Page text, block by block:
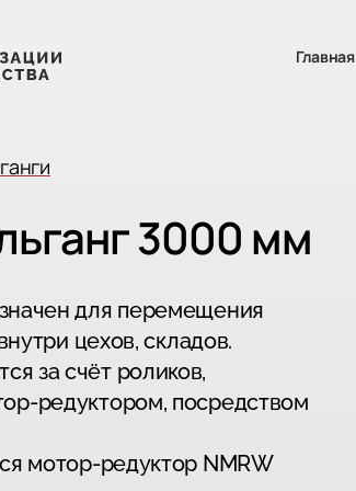
Главная
3000 мм
для перемещения
цехов, складов.
за счёт роликов,
редуктором, посредством
мотор-редуктор NMRW